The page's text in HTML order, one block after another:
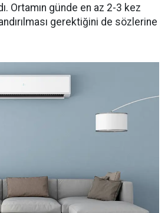
Ortamın günde en az 2-3 kez
gerektiğini de sözlerine